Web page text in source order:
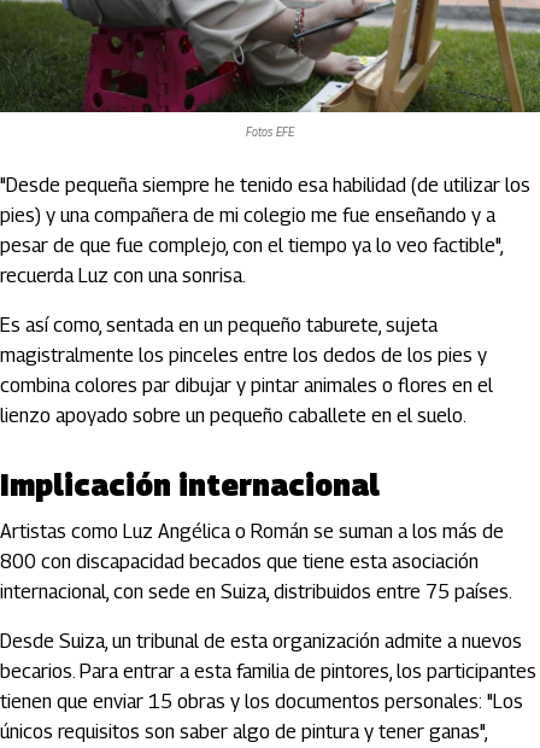
Fotos EFE
"Desde pequeña siempre he tenido esa habilidad (de utilizar los
pies) y una compañera de mi colegio me fue enseñando y a
pesar de que fue complejo, con el tiempo ya lo veo factible",
recuerda Luz con una sonrisa.
Es así como, sentada en un pequeño taburete, sujeta
magistralmente los pinceles entre los dedos de los pies y
combina colores par dibujar y pintar animales o flores en el
lienzo apoyado sobre un pequeño caballete en el suelo.
Implicación internacional
Artistas como Luz Angélica o Román se suman a los más de
800 con discapacidad becados que tiene esta asociación
internacional, con sede en Suiza, distribuidos entre 75 países.
Desde Suiza, un tribunal de esta organización admite a nuevos
becarios. Para entrar a esta familia de pintores, los participantes
tienen que enviar 15 obras y los documentos personales: "Los
únicos requisitos son saber algo de pintura y tener ganas",